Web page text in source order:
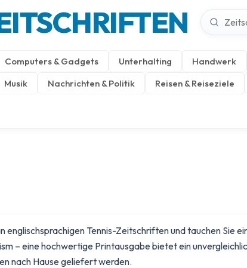
Computers & Gadgets Unterhalting Handwerk
Musik Nachrichten & Politik Reisen & Reiseziele
englischsprachigen Tennis-Zeitschriften und tauchen
– eine hochwertige Printausgabe bietet ein
nach Hause geliefert werden.